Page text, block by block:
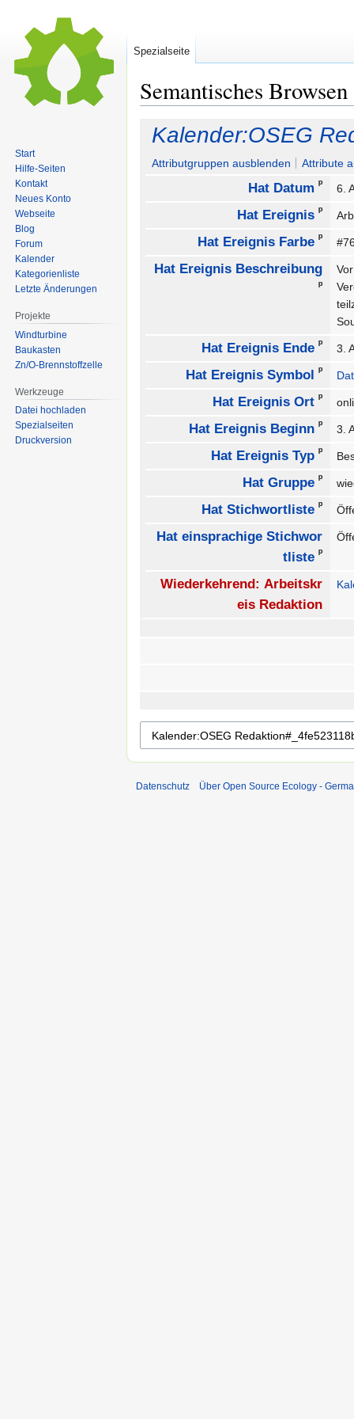
Semantisches Browsen
Zur
Navigation
springen
Zur
Suche
springen
Kalender:OSEG
Attributgruppen ausblenden Attribute
Hat Datum ᵖ 6.
Hat Ereignis ᵖ
Hat Ereignis Farbe ᵖ
Hat Ereignis Beschreibung
ᵖ
Hat Ereignis Ende ᵖ 3.
Hat Ereignis Symbol ᵖ
Hat Ereignis Ort ᵖ
Hat Ereignis Beginn ᵖ 3.
Hat Ereignis Typ ᵖ
Hat Gruppe ᵖ
Hat Stichwortliste ᵖ
Hat einsprachige Stichwor
tliste ᵖ
Wiederkehrend: Arbeitskr
eis Redaktion
Spezialseite
Start
Hilfe-Seiten
Kontakt
Neues Konto
Webseite
Blog
Forum
Kalender
Kategorienliste
Letzte Änderungen
Projekte
Windturbine
Baukasten
Zn/O-Brennstoffzelle
Werkzeuge
Datei hochladen
Spezialseiten
Druckversion
Datenschutz Über Open Source Ecology -